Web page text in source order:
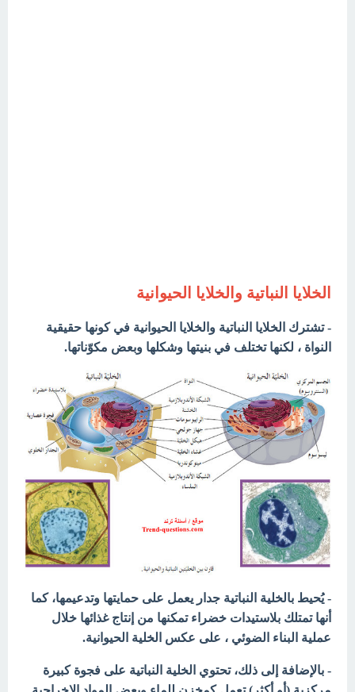
الخلايا النباتية والخلايا الحيوانية
- تشترك الخلايا النباتية والخلايا الحيوانية في كونها حقيقية
النواة ، لكنها تختلف في بنيتها وشكلها وبعض مكوّناتها.
- يُحيط بالخلية النباتية جدار يعمل على حمايتها وتدعيمها، كما
أنها تمتلك بلاستيدات خضراء تمكنها من إنتاج غذائها خلال
عملية البناء الضوئي ، على عكس الخلية الحيوانية.
- بالإضافة إلى ذلك، تحتوي الخلية النباتية على فجوة كبيرة